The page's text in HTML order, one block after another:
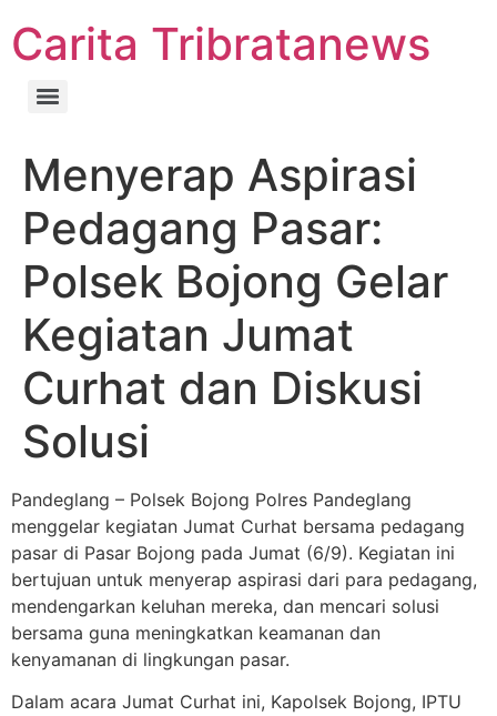
Carita Tribratanews
Menyerap Aspirasi
Pedagang Pasar:
Polsek Bojong Gelar
Kegiatan Jumat
Curhat dan Diskusi
Solusi
Pandeglang – Polsek Bojong Polres Pandeglang
menggelar kegiatan Jumat Curhat bersama pedagang
pasar di Pasar Bojong pada Jumat (6/9). Kegiatan ini
bertujuan untuk menyerap aspirasi dari para pedagang,
mendengarkan keluhan mereka, dan mencari solusi
bersama guna meningkatkan keamanan dan
kenyamanan di lingkungan pasar.
Dalam acara Jumat Curhat ini, Kapolsek Bojong, IPTU